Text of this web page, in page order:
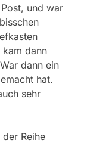
und war
dann
dann ein
hat.
sehr
Reihe